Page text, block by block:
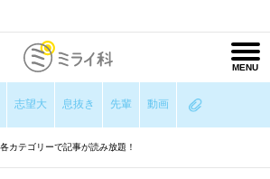
MENU
志望大 息抜き 先輩 動画
各カテゴリーで記事が読み放題！